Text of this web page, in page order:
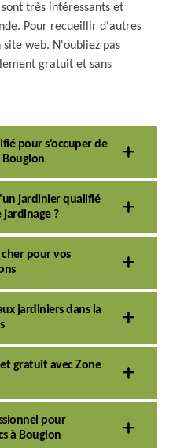
très intéressants et
Pour recueillir d'autres
web. N'oubliez pas
gratuit et sans
pour s'occuper de
jardinier qualifié
?
pour vos
jardiniers dans la
gratuit avec Zone
pour
à Bouglon